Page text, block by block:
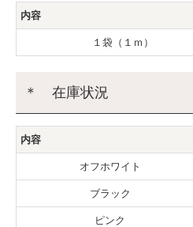
内容
１袋（１ｍ）
＊ 在庫状況
内容
オフホワイト
ブラック
ピンク